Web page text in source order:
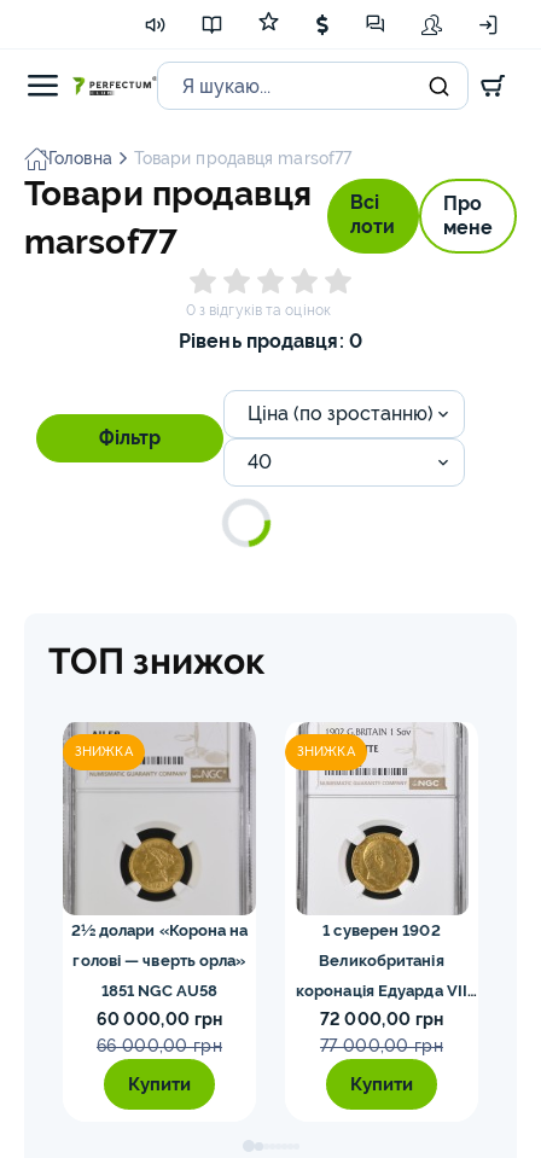
Головна Товари продавця marsof77
Товари продавця
marsof77
Всі
лоти
Про
мене
0 з відгуків та оцінок
Рівень продавця: 0
Фільтр
Ціна (по зростанню)
40
ТОП знижок
ЗНИЖКА
2½ долари «Корона на
голові — чверть орла»
1851 NGC AU58
60 000,00 грн
66 000,00 грн
Купити
ЗНИЖКА
1 суверен 1902
Великобританія
коронація Едуарда VII
NGC PF58 MATTE
72 000,00 грн
77 000,00 грн
Купити